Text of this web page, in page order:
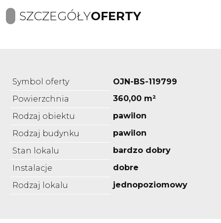
SZCZEGÓŁYOFERTY
Symbol oferty
OJN-BS-119799
Powierzchnia
360,00 m²
Rodzaj obiektu
pawilon
Rodzaj budynku
pawilon
Stan lokalu
bardzo dobry
Instalacje
dobre
Rodzaj lokalu
jednopoziomowy